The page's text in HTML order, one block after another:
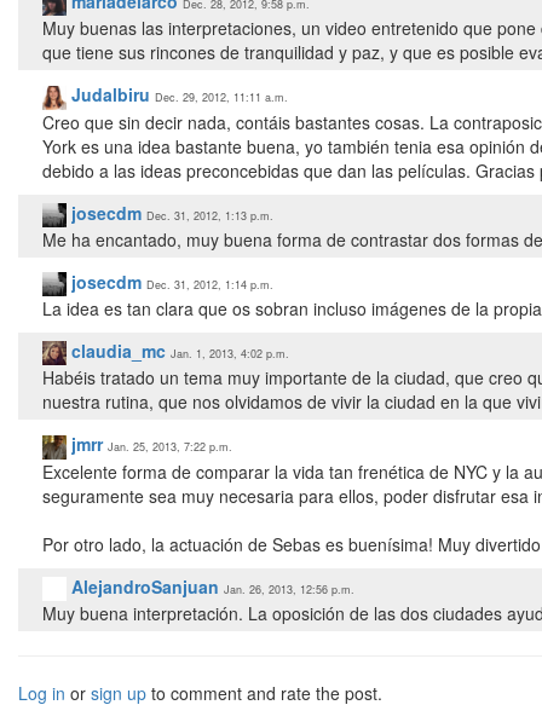
Dec. 28, 2012, 9:58 p.m.
Muy buenas las interpretaciones, un video entretenido que
que tiene sus rincones de tranquilidad y paz, y que es posible
Judalbiru Dec. 29, 2012, 11:11 a.m.
Creo que sin decir nada, contáis bastantes cosas. La
York es una idea bastante buena, yo también tenia esa opinión
debido a las ideas preconcebidas que dan las películas.
josecdm Dec. 31, 2012, 1:13 p.m.
Me ha encantado, muy buena forma de contrastar dos formas
josecdm Dec. 31, 2012, 1:14 p.m.
La idea es tan clara que os sobran incluso imágenes de la
claudia_mc Jan. 1, 2013, 4:02 p.m.
Habéis tratado un tema muy importante de la ciudad, que creo
nuestra rutina, que nos olvidamos de vivir la ciudad en la que
jmrr Jan. 25, 2013, 7:22 p.m.
Excelente forma de comparar la vida tan frenética de NYC y la
seguramente sea muy necesaria para ellos, poder disfrutar
Por otro lado, la actuación de Sebas es buenísima! Muy
AlejandroSanjuan Jan. 26, 2013, 12:56 p.m.
Muy buena interpretación. La oposición de las dos ciudades
Log in or sign up to comment and rate the post.